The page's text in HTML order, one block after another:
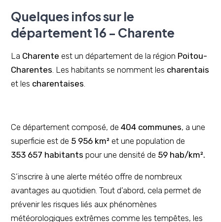
Quelques infos sur le
département 16 - Charente
La Charente est un département de la région Poitou-
Charentes . Les habitants se nomment les charentais
et les charentaises
Ce département composé, de 404 communes, a une
superficie est de 5 956 km² et une population de
353 657 habitants pour une densité de 59 hab/km².
S’inscrire à une alerte météo offre de nombreux
avantages au quotidien. Tout d’abord, cela permet de
prévenir les risques liés aux phénomènes
météorologiques extrêmes comme les tempêtes, les